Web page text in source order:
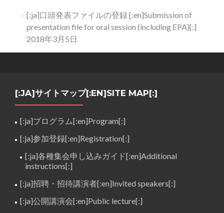
[:ja]口頭発表ファイルの登録 [:en]Submission of
presentation file for oral session (including EPA)[:]
2018年3月5日
[:JA]サイトマップ[:EN]SITE MAP[:]
[:ja]プログラム[:en]Program[:]
[:ja]参加登録[:en]Registration[:]
[:ja]各種集会申し込みガイド[:en]Additional
instructions[:]
[:ja]招聘・招待講演者[:en]Invited speakers[:]
[:ja]公開講演会[:en]Public lecture[:]